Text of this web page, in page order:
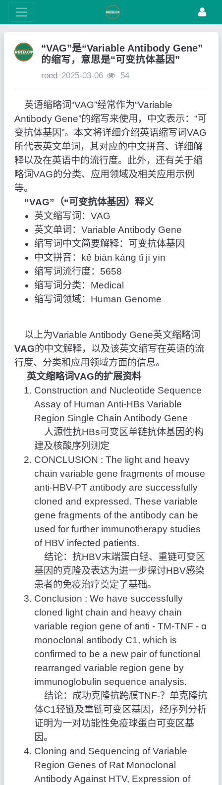
“VAG”是“Variable Antibody Gene”
的缩写，意思是“可变抗体基因”
roed 2025-03-06 54
英语缩略词“VAG”经常作为“Variable
Antibody Gene”的缩写来使用，中文表示：“可
变抗体基因”。本文将详细介绍英语缩写词VAG
所代表英文单词，其对应的中文拼音、详细解
释以及在英语中的流行度。此外，还有关于缩
略词VAG的分类、应用领域及相关应用示例
等。
“VAG”（“可变抗体基因）释义
英文缩写词：VAG
英文单词：Variable Antibody Gene
缩写词中文简要解释：可变抗体基因
中文拼音：kě biàn kàng tǐ jī yīn
缩写词流行度：5658
缩写词分类：Medical
缩写词领域：Human Genome
以上为Variable Antibody Gene英文缩略词
VAG的中文解释，以及该英文缩写在英语的流
行度、分类和应用领域方面的信息。
英文缩略词VAG的扩展资料
Construction and Nucleotide Sequence
Assay of Human Anti-HBs Variable
Region Single Chain Antibody Gene
人源性抗HBs可变区单链抗体基因的构
建及核酸序列测定
CONCLUSION : The light and heavy
chain variable gene fragments of mouse
anti-HBV-PT antibody are successfully
cloned and expressed. These variable
gene fragments of the antibody can be
used for further immunotherapy studies
of HBV infected patients.
结论：抗HBV末端蛋白轻、重链可变区
基因的克隆及表达为进一步探讨HBV感染
患者的免疫治疗奠定了基础。
Conclusion : We have successfully
cloned light chain and heavy chain
variable region gene of anti - TM-TNF - α
monoclonal antibody C1, which is
confirmed to be a new pair of functional
rearranged variable region gene by
immunoglobulin sequence analysis.
结论：成功克隆抗跨膜TNF-？单克隆抗
体C1轻链及重链可变区基因，经序列分析
证明为一对功能性免疫球蛋白可变区基
因。
Cloning and Sequencing of Variable
Region Genes of Rat Monoclonal
Antibody Against HTV, Expression of